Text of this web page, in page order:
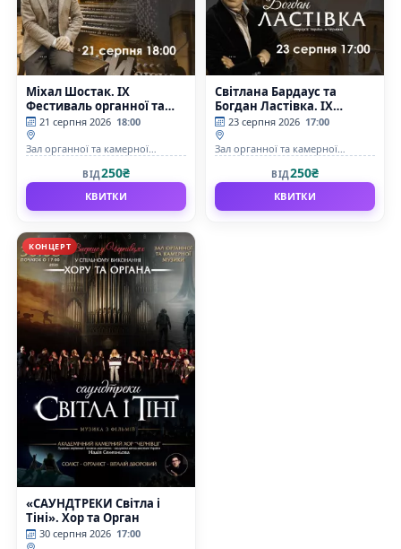
Міхал Шостак. IX
Фестиваль органної та
камерної музики до дня
Незалежності України
«INVICTUS/НЕСКОРЕНІ»
21 серпня 2026 18:00
Зал органної та камерної
філармонії імені Д.Гнатюка
ВІД250₴
КВИТКИ
Світлана Бардаус та
Богдан Ластівка. IX
Фестиваль органної та
камерної музики до дня
Незалежності України
23 серпня 2026 17:00
Зал органної та камерної
філармонії імені Д.Гнатюка
ВІД250₴
КВИТКИ
КОНЦЕРТ
«САУНДТРЕКИ Світла і
Тіні». Хор та Орган
30 серпня 2026 17:00